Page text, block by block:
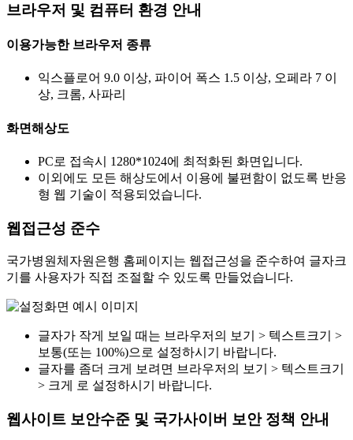
브라우저 및 컴퓨터 환경 안내
이용가능한 브라우저 종류
익스플로어 9.0 이상, 파이어 폭스 1.5 이상, 오페라 7 이
상, 크롬, 사파리
화면해상도
PC로 접속시 1280*1024에 최적화된 화면입니다.
이외에도 모든 해상도에서 이용에 불편함이 없도록 반응
형 웹 기술이 적용되었습니다.
웹접근성 준수
국가병원체자원은행 홈페이지는 웹접근성을 준수하여 글자크
기를 사용자가 직접 조절할 수 있도록 만들었습니다.
글자가 작게 보일 때는 브라우저의 보기 > 텍스트크기 >
보통(또는 100%)으로 설정하시기 바랍니다.
글자를 좀더 크게 보려면 브라우저의 보기 > 텍스트크기
> 크게 로 설정하시기 바랍니다.
웹사이트 보안수준 및 국가사이버 보안 정책 안내